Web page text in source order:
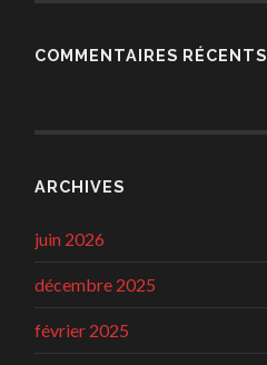
COMMENTAIRES RÉCENTS
ARCHIVES
juin 2026
décembre 2025
février 2025